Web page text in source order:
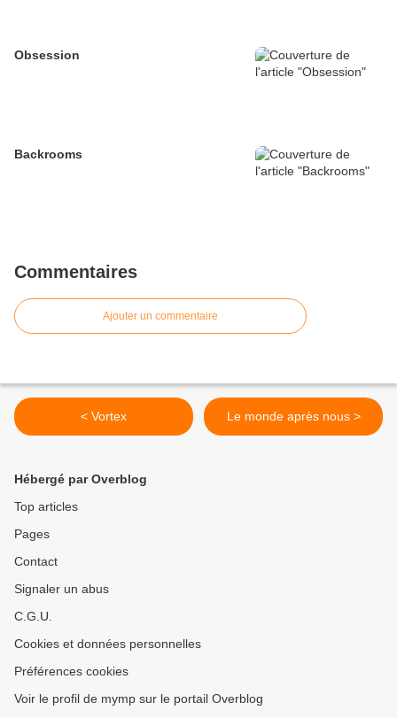
Obsession
Backrooms
Commentaires
Ajouter un commentaire
< Vortex Le monde après nous >
Hébergé par Overblog
Top articles
Pages
Contact
Signaler un abus
C.G.U.
Cookies et données personnelles
Préférences cookies
Voir le profil de mymp sur le portail Overblog